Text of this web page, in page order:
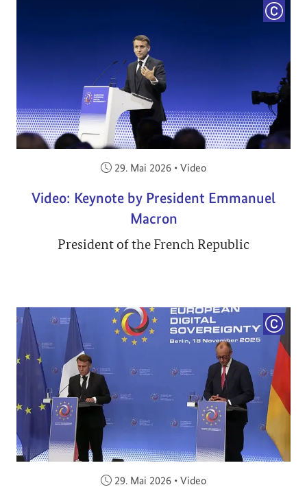
Veröffentlicht am:
29. Mai 2026 • Video
Video: Keynote by President Emmanuel
Macron
President of the French Republic
Veröffentlicht am:
29. Mai 2026 • Video